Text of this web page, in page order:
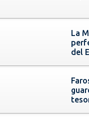
La
del